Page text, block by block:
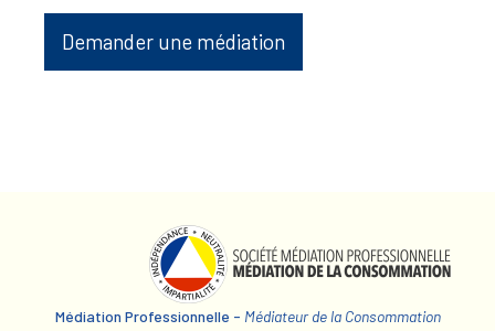
Demander une médiation
Médiation Professionnelle - Médiateur de la Consommation